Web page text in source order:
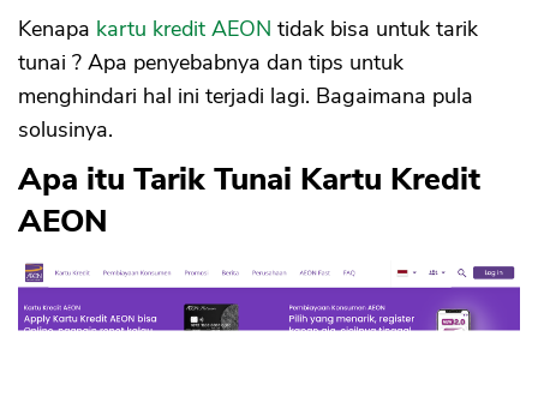
Asuransi
Asuransi Jiwa
Asuransi Kesehatan
Kenapa kartu kredit AEON tidak bisa untuk tarik
tunai ? Apa penyebabnya dan tips untuk
menghindari hal ini terjadi lagi. Bagaimana pula
solusinya.
Apa itu Tarik Tunai Kartu Kredit
AEON